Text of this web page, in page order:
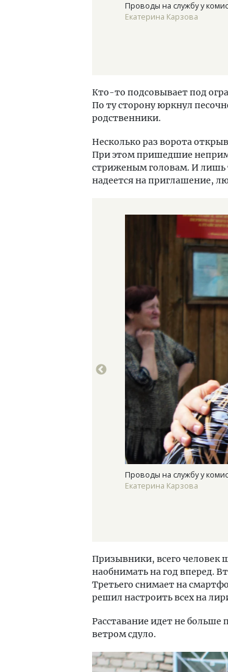
Проводы на службу у
Екатерина Карзова
Кто-то подсовывает под
По ту сторону юркнул
родственники.
Несколько раз ворота
При этом пришедшие
стриженым головам. И лишь
надеется на приглашение,
Проводы на службу у
Екатерина Карзова
Призывники, всего человек
наобнимать на год вперед.
Третьего снимает на
решил настроить всех на
Расставание идет не
ветром сдуло.